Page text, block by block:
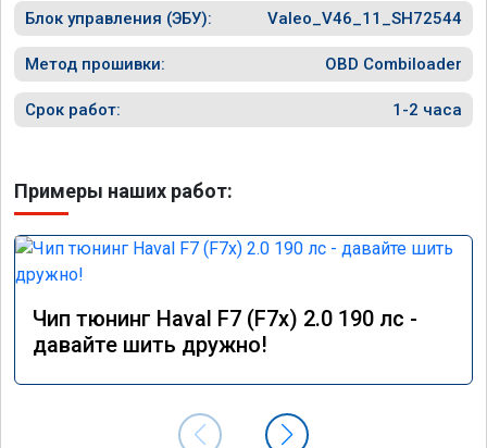
Блок управления (ЭБУ): Valeo_V46_11_SH72544
Метод прошивки: OBD Combiloader
Срок работ: 1-2 часа
Примеры наших работ:
Чип тюнинг Haval F7 (F7x) 2.0 190 лс -
давайте шить дружно!